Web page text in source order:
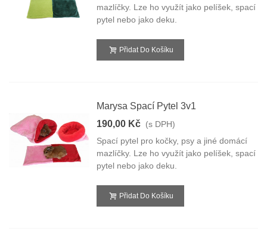
mazlíčky. Lze ho využít jako pelíšek, spací
pytel nebo jako deku.
Přidat Do Košíku
Marysa Spací Pytel 3v1
190,00 Kč (s DPH)
Spací pytel pro kočky, psy a jiné domácí
mazlíčky. Lze ho využít jako pelíšek, spací
pytel nebo jako deku.
Přidat Do Košíku